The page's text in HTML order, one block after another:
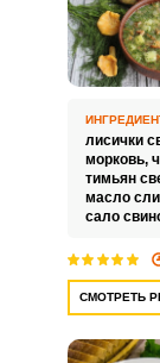
лисички
морковь,
тимьян
масло
сало
СМОТРЕТЬ